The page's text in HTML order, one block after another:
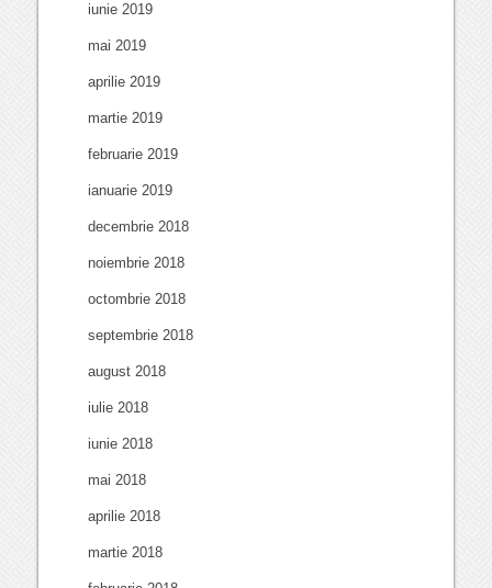
iunie 2019
mai 2019
aprilie 2019
martie 2019
februarie 2019
ianuarie 2019
decembrie 2018
noiembrie 2018
octombrie 2018
septembrie 2018
august 2018
iulie 2018
iunie 2018
mai 2018
aprilie 2018
martie 2018